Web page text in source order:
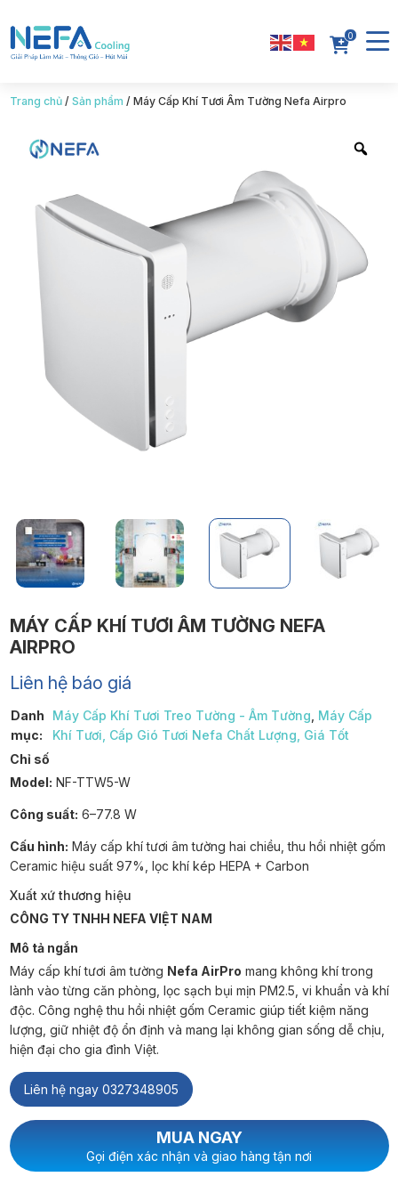
0
Trang chủ/ Sản phẩm / Máy Cấp Khí Tươi Âm Tường Nefa Airpro
MÁY CẤP KHÍ TƯƠI ÂM TƯỜNG NEFA
AIRPRO
Liên hệ báo giá
Danh
mục:
Máy Cấp Khí Tươi Treo Tường - Âm Tường Máy Cấp
Khí Tươi, Cấp Gió Tươi Nefa Chất Lượng, Giá Tốt
Chỉ số
Model: NF-TTW5-W
Công suất: 6–77.8 W
Cấu hình: Máy cấp khí tươi âm tường hai chiều, thu hồi nhiệt gốm
Ceramic hiệu suất 97%, lọc khí kép HEPA + Carbon
Xuất xứ thương hiệu
CÔNG TY TNHH NEFA VIỆT NAM
Mô tả ngắn
Máy cấp khí tươi âm tường Nefa AirPro mang không khí trong
lành vào từng căn phòng, lọc sạch bụi mịn PM2.5, vi khuẩn và khí
độc. Công nghệ thu hồi nhiệt gốm Ceramic giúp tiết kiệm năng
lượng, giữ nhiệt độ ổn định và mang lại không gian sống dễ chịu,
hiện đại cho gia đình Việt.
Liên hệ ngay 0327348905
MUA NGAY
Gọi điện xác nhận và giao hàng tận nơi